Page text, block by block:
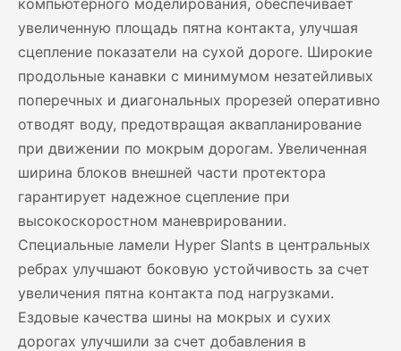
компьютерного моделирования, обеспечивает
увеличенную площадь пятна контакта, улучшая
сцепление показатели на сухой дороге. Широкие
продольные канавки с минимумом незатейливых
поперечных и диагональных прорезей оперативно
отводят воду, предотвращая аквапланирование
при движении по мокрым дорогам. Увеличенная
ширина блоков внешней части протектора
гарантирует надежное сцепление при
высокоскоростном маневрировании.
Специальные ламели Hyper Slants в центральных
ребрах улучшают боковую устойчивость за счет
увеличения пятна контакта под нагрузками.
Ездовые качества шины на мокрых и сухих
дорогах улучшили за счет добавления в